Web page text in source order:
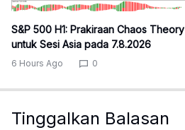
S&P 500 H1: Prakiraan Chaos Theory
untuk Sesi Asia pada 7.8.2026
6 Hours Ago 0
Tinggalkan Balasan